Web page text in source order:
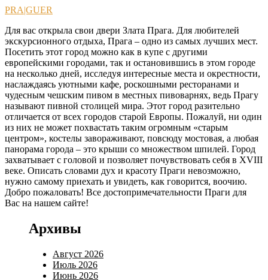
Перейти
содержимому
PRA|GUER
Для вас открыла свои двери Злата Прага. Для любителей
экскурсионного отдыха, Прага – одно из самых лучших мест.
Посетить этот город можно как в купе с другими
европейскими городами, так и остановившись в этом городе
на несколько дней, исследуя интересные места и окрестности,
наслаждаясь уютными кафе, роскошными ресторанами и
чудесным чешским пивом в местных пивоварнях, ведь Прагу
называют пивной столицей мира. Этот город разительно
отличается от всех городов старой Европы. Пожалуй, ни один
из них не может похвастать таким огромным «старым
центром», костелы завораживают, повсюду мостовая, а любая
панорама города – это крыши со множеством шпилей. Город
захватывает с головой и позволяет почувствовать себя в XVIII
веке. Описать словами дух и красоту Праги невозможно,
нужно самому приехать и увидеть, как говорится, воочию.
Добро пожаловать! Все достопримечательности Праги для
Вас на нашем сайте!
Архивы
Август 2026
Июль 2026
Июнь 2026